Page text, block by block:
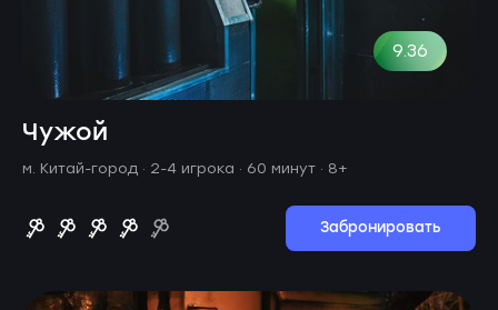
9.36
Чужой
м. Китай-город · 2-4 игрока · 60 минут · 8+
Забронировать